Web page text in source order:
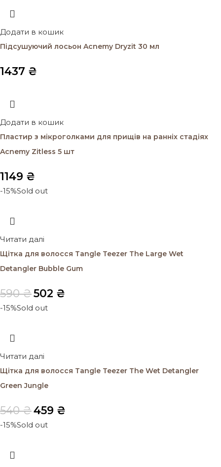
Додати в кошик
Підсушуючий лосьон Acnemy Dryzit 30 мл
1437 ₴
Додати в кошик
Пластир з мікроголками для прищів на ранніх стадіях
Acnemy Zitless 5 шт
1149 ₴
-15%Sold out
Читати далі
Щітка для волосся Tangle Teezer The Large Wet
Detangler Bubble Gum
590₴502 ₴
-15%Sold out
Читати далі
Щітка для волосся Tangle Teezer The Wet Detangler
Green Jungle
540₴459 ₴
-15%Sold out